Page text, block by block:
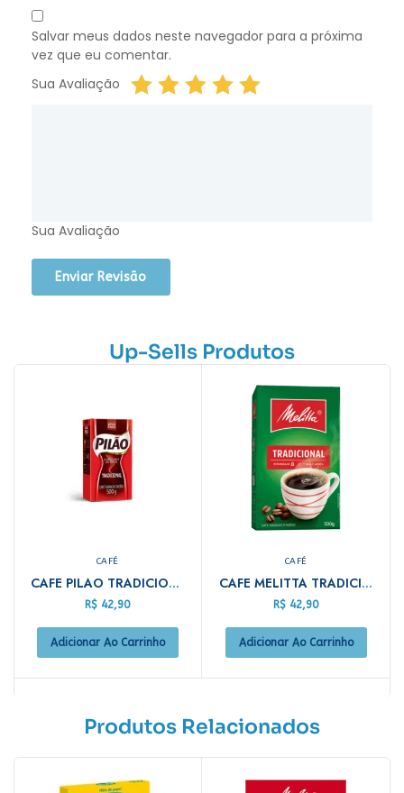
Salvar meus dados neste navegador para a próxima
vez que eu comentar.
Sua Avaliação
Sua Avaliação
Up-Sells Produtos
CAFÉ
CAFE PILAO TRADICIONAL 500GR
R$ 42,90
Adicionar Ao Carrinho
CAFÉ
CAFE MELITTA TRADICIONAL 500GR
R$ 42,90
Adicionar Ao Carrinho
Produtos Relacionados